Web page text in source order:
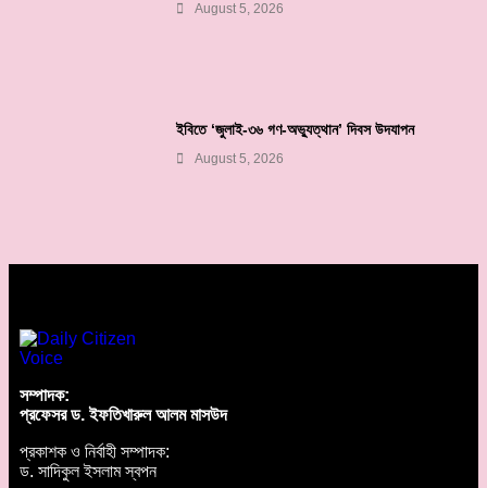
August 5, 2026
ইবিতে ‘জুলাই-৩৬ গণ-অভ্যুত্থান’ দিবস উদযাপন
August 5, 2026
সম্পাদক:
প্রফেসর ড. ইফতিখারুল আলম মাসউদ
প্রকাশক ও নির্বাহী সম্পাদক:
ড. সাদিকুল ইসলাম স্বপন